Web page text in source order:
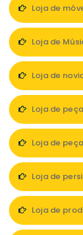
Loja de
Loja de
Loja de
Loja de
Loja de
Loja de
Loja de